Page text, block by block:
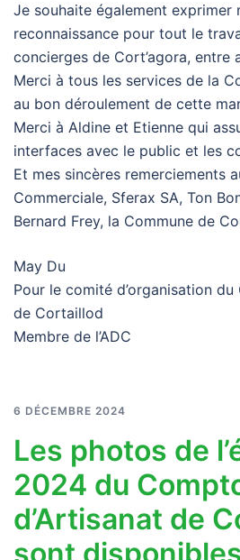
Je souhaite également exprimer
reconnaissance pour tout le
concierges de Cort’agora, entre
Merci à tous les services de la
au bon déroulement de cette
Merci à Aldine et Etienne qui
interfaces avec le public et les
Et mes sincères remerciements
Commerciale, Sferax SA, Ton
Bernard Frey, la Commune de
May Du
Pour le comité d’organisation du
de Cortaillod
Membre de l’ADC
6 DÉCEMBRE 2024
Les photos de
2024 du
d’Artisanat de